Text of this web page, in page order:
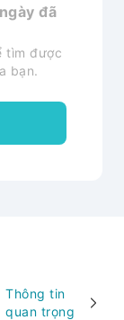
đã
tìm được
bạn.
Thông tin
quan trọng